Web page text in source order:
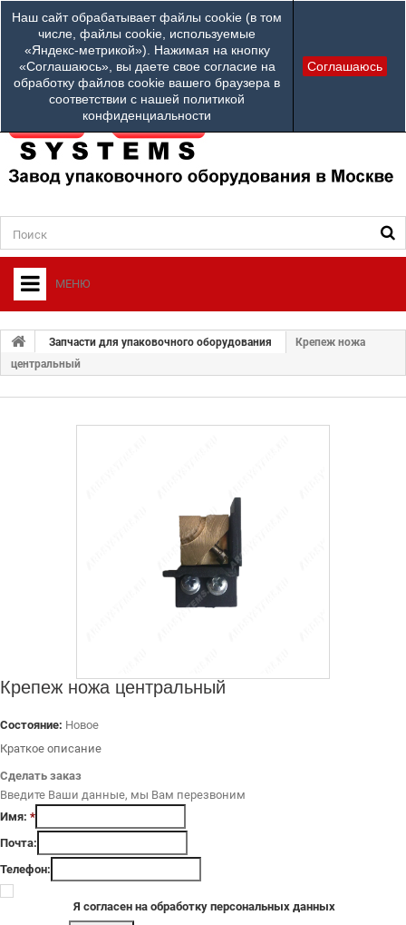
Наш сайт обрабатывает файлы cookie (в том
числе, файлы cookie, используемые
«Яндекс-метрикой»). Нажимая на кнопку
«Соглашаюсь», вы даете свое согласие на
обработку файлов cookie вашего браузера в
соответствии с нашей политикой
конфиденциальности
Соглашаюсь
Наши телефоны:
84952312100
Ваш город: Другой город
МЕНЮ
+
О ФИРМЕ
+
УПАКОВОЧНОЕ ОБОРУДОВАНИЕ
Запчасти для упаковочного оборудования
Крепеж ножа
центральный
Крепеж ножа центральный
Состояние: Новое
Краткое описание
Сделать заказ
Введите Ваши данные, мы Вам перезвоним
Имя: *
Почта:
Телефон:
Я согласен на обработку персональных данных